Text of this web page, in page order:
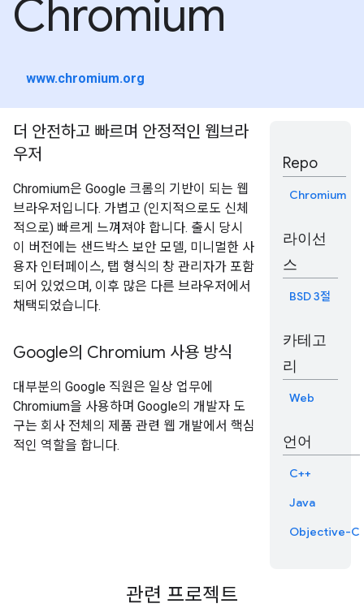
Chromium
www.chromium.org
더 안전하고 빠르며 안정적인 웹브라
우저
Chromium은 Google 크롬의 기반이 되는 웹
브라우저입니다. 가볍고 (인지적으로도 신체
적으로) 빠르게 느껴져야 합니다. 출시 당시
이 버전에는 샌드박스 보안 모델, 미니멀한 사
용자 인터페이스, 탭 형식의 창 관리자가 포함
되어 있었으며, 이후 많은 다른 브라우저에서
채택되었습니다.
Google의 Chromium 사용 방식
대부분의 Google 직원은 일상 업무에
Chromium을 사용하며 Google의 개발자 도
구는 회사 전체의 제품 관련 웹 개발에서 핵심
적인 역할을 합니다.
Repo
Chromium
라이선
스
BSD 3절
카테고
리
Web
언어
C++
Java
Objective-C
관련 프로젝트